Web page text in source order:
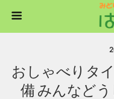
おしゃべりタ
備 みんなど